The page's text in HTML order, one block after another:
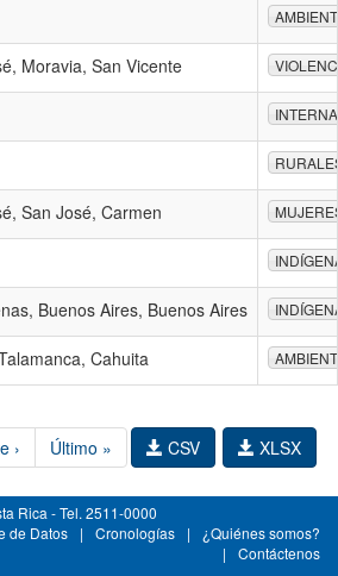
Moravia, San Vicente
San José, Carmen
Buenos Aires, Buenos Aires
Cahuita
› Último » XLSX
CSV
Rica - Tel. 2511-0000
de Datos | Cronologías |
¿Quiénes somos?
|
Contáctenos